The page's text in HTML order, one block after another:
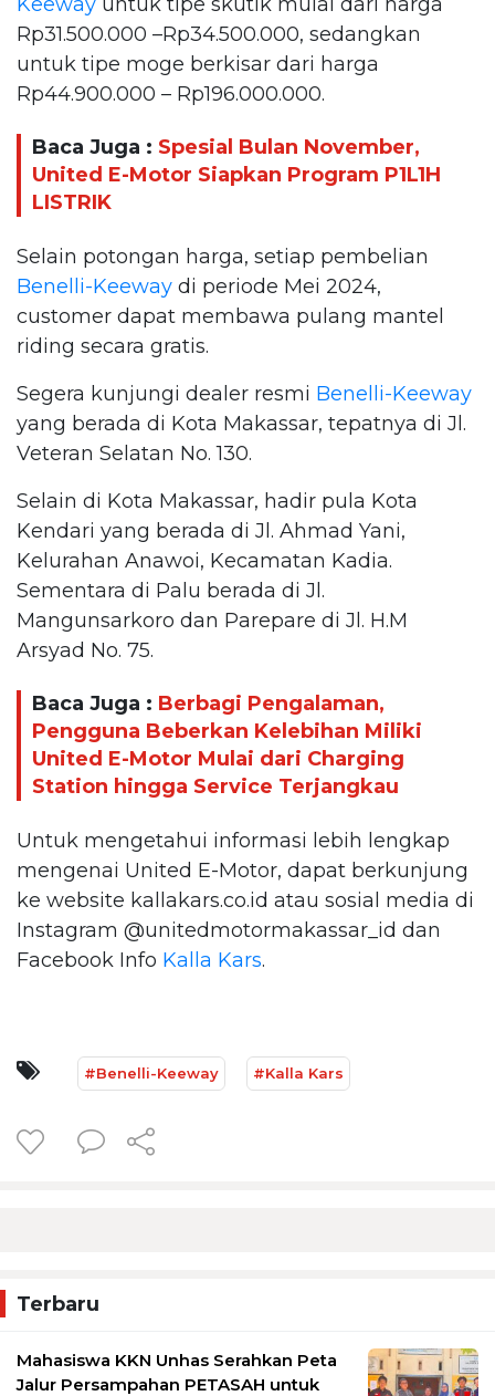
Rp31.500.000 –Rp34.500.000, sedangkan
untuk tipe moge berkisar dari harga
Rp44.900.000 – Rp196.000.000.
Baca Juga : Spesial Bulan November,
United E-Motor Siapkan Program P1L1H
LISTRIK
Selain potongan harga, setiap pembelian
Benelli-Keeway di periode Mei 2024,
customer dapat membawa pulang mantel
riding secara gratis.
Segera kunjungi dealer resmi Benelli-Keeway
yang berada di Kota Makassar, tepatnya di Jl.
Veteran Selatan No. 130.
Selain di Kota Makassar, hadir pula Kota
Kendari yang berada di Jl. Ahmad Yani,
Kelurahan Anawoi, Kecamatan Kadia.
Sementara di Palu berada di Jl.
Mangunsarkoro dan Parepare di Jl. H.M
Arsyad No. 75.
Baca Juga : Berbagi Pengalaman,
Pengguna Beberkan Kelebihan Miliki
United E-Motor Mulai dari Charging
Station hingga Service Terjangkau
Untuk mengetahui informasi lebih lengkap
mengenai United E-Motor, dapat berkunjung
ke website kallakars.co.id atau sosial media di
Instagram @unitedmotormakassar_id dan
Facebook Info Kalla Kars.
#Benelli-Keeway #Kalla Kars
Terbaru
Mahasiswa KKN Unhas Serahkan Peta
Jalur Persampahan PETASAH untuk